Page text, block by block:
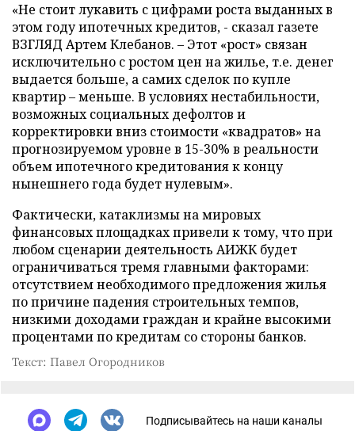
«Не стоит лукавить с цифрами роста выданных в
этом году ипотечных кредитов, - сказал газете
ВЗГЛЯД Артем Клебанов. – Этот «рост» связан
исключительно с ростом цен на жилье, т.е. денег
выдается больше, а самих сделок по купле
квартир – меньше. В условиях нестабильности,
возможных социальных дефолтов и
корректировки вниз стоимости «квадратов» на
прогнозируемом уровне в 15-30% в реальности
объем ипотечного кредитования к концу
нынешнего года будет нулевым».
Фактически, катаклизмы на мировых
финансовых площадках привели к тому, что при
любом сценарии деятельность АИЖК будет
ограничиваться тремя главными факторами:
отсутствием необходимого предложения жилья
по причине падения строительных темпов,
низкими доходами граждан и крайне высокими
процентами по кредитам со стороны банков.
Текст: Павел Огородников
Подписывайтесь на наши каналы